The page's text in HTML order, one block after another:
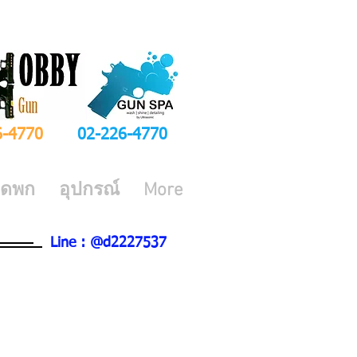
4770 02-226-4770
พก อุปกรณ์ More
Line : @d2227537